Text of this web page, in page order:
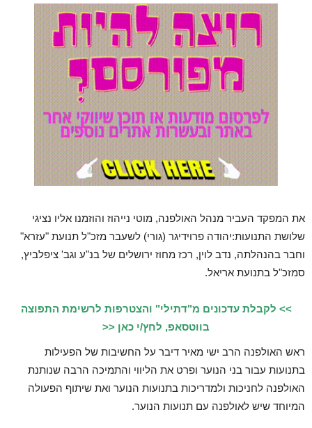
את המפקד העביר מנהל האולפנה, מוטי נייהוז והוזמנו אליו נציגי
שלושת התנועות:יהודה פרוידיגר (גורי) לשעבר מזכ"ל תנועת "עזרא"
וחבר בהנהלתה, נדב לוין, רכז מחוז ירושלים של בנ"ע וגב' ציפלביץ,
סמזכ"ל בתנועת אריאל.
>> לקבלת עדכונים מ"דתילי" והצטרפות לרשימת התפוצה
בווטסאפ, לחץ/י כאן <<
ראש האולפנה הרב ישי מאיר דיבר על החשיבות של הפעילות
בתנועות עבור בני הנוער ופרט את הליווי והתמיכה הרבה שנותנת
האולפנה לחניכות ולמדריכות בתנועות הנוער ואת שיתוף הפעולה
המיוחד שיש לאולפנה עם תנועות הנוער.